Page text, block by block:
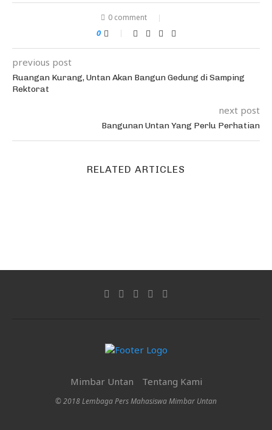
0 comment
0
previous post
Ruangan Kurang, Untan Akan Bangun Gedung di Samping
Rektorat
next post
Bangunan Untan Yang Perlu Perhatian
RELATED ARTICLES
Mimbar Untan Tentang Kami
© 2018 Lembaga Pers Mahasiswa Mimbar Untan